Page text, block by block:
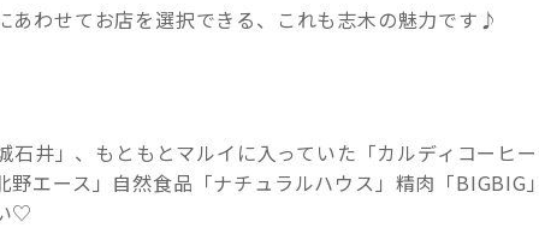
あわせてお店を選択できる、これも志木の魅力です♪
井」、もともとマルイに入っていた「カルディコーヒー
エース」自然食品「ナチュラルハウス」精肉「BIGBIG」
♡